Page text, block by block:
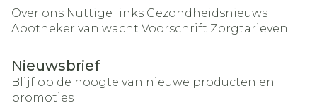
Over ons Nuttige links Gezondheidsnieuws
Apotheker van wacht Voorschrift Zorgtarieven
Nieuwsbrief
Blijf op de hoogte van nieuwe producten en
promoties